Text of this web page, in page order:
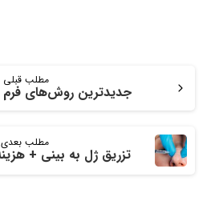
مطلب قبلی
مطلب بعدی